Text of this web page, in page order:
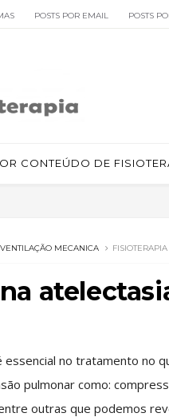
POSTS POR EMAIL POSTS
CONTEÚDO DE
VENTILAÇÃO MECANICA
no tratamento no
pulmonar como:
outras que podemos